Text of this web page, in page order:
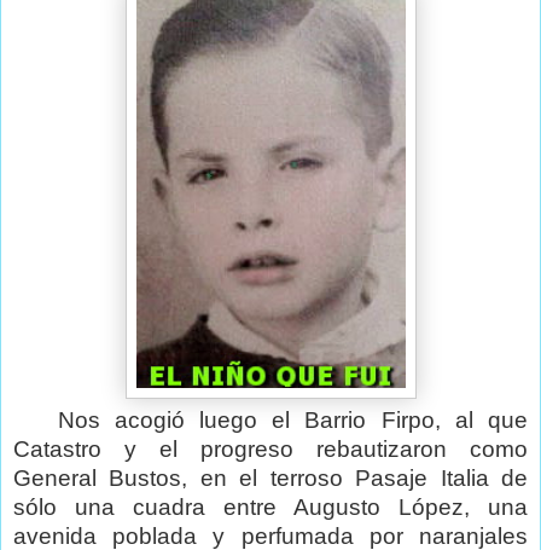
Nos acogió luego el Barrio Firpo, al que
Catastro y el progreso rebautizaron como
General Bustos, en el terroso Pasaje Italia de
sólo una cuadra entre Augusto López, una
avenida poblada y perfumada por naranjales